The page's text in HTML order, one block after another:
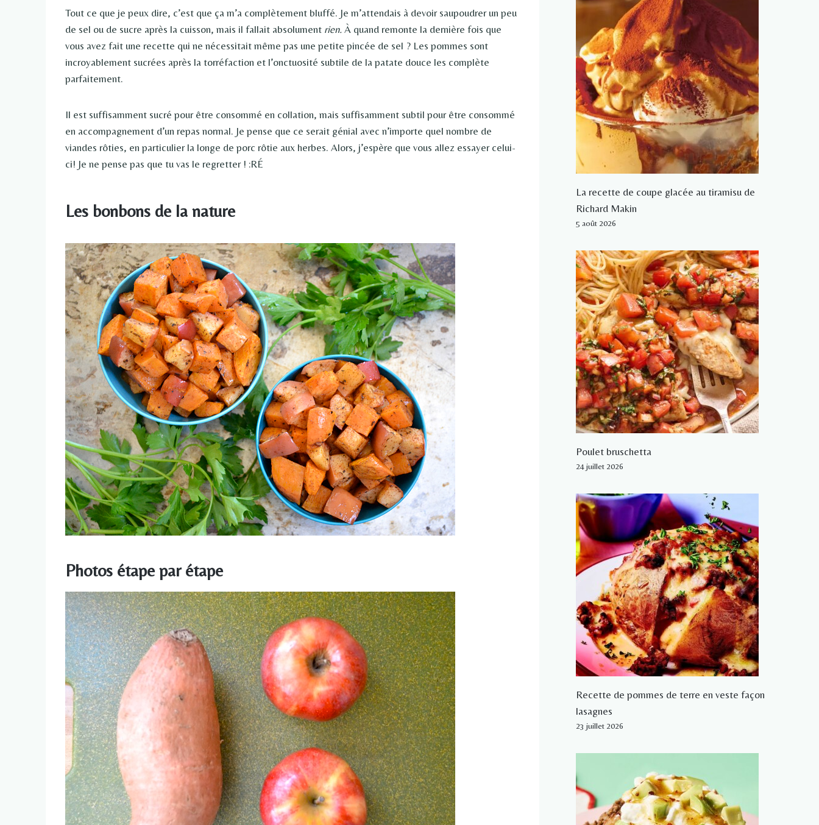
Tout ce que je peux dire, c’est que ça m’a complètement bluffé. Je m’attendais à devoir saupoudrer un peu
de sel ou de sucre après la cuisson, mais il fallait absolument rien. À quand remonte la dernière fois que
vous avez fait une recette qui ne nécessitait même pas une petite pincée de sel ? Les pommes sont
incroyablement sucrées après la torréfaction et l’onctuosité subtile de la patate douce les complète
parfaitement.
Il est suffisamment sucré pour être consommé en collation, mais suffisamment subtil pour être consommé
en accompagnement d’un repas normal. Je pense que ce serait génial avec n’importe quel nombre de
viandes rôties, en particulier la longe de porc rôtie aux herbes. Alors, j’espère que vous allez essayer celui-
ci! Je ne pense pas que tu vas le regretter ! :RÉ
Les bonbons de la nature
Photos étape par étape
La recette de coupe glacée au tiramisu de
Richard Makin
5 août 2026
Poulet bruschetta
24 juillet 2026
Recette de pommes de terre en veste façon
lasagnes
23 juillet 2026